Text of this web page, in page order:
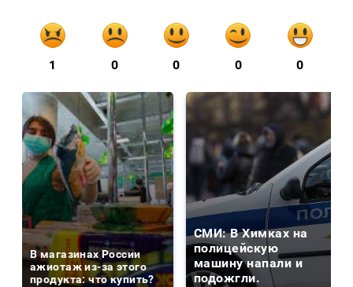
1 0 0 0 0
В магазинах России
ажиотаж из-за этого
продукта: что купить?
СМИ: В Химках на
полицейскую
машину напали и
подожгли.